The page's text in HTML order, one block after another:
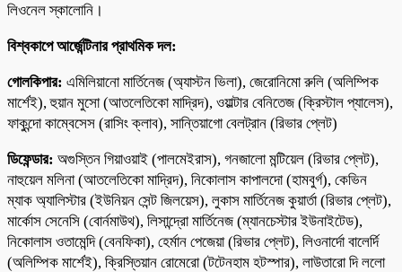
লিওনেল স্কালোনি।
বিশ্বকাপে আর্জেন্টিনার প্রাথমিক দল:
গোলকিপার: এমিলিয়ানো মার্তিনেজ (অ্যাস্টন ভিলা), জেরোনিমো রুলি (অলিম্পিক
মার্শেই), হুয়ান মুসো (আতলেতিকো মাদ্রিদ), ওয়াল্টার বেনিতেজ (ক্রিস্টাল প্যালেস),
ফাকুন্দো কাম্বেসেস (রাসিং ক্লাব), সান্তিয়াগো বেলট্রান (রিভার প্লেট)
ডিফেন্ডার: অগুস্তিন গিয়াওয়াই (পালমেইরাস), গনজালো মন্টিয়েল (রিভার প্লেট),
নাহুয়েল মলিনা (আতলেতিকো মাদ্রিদ), নিকোলাস কাপালদো (হামবুর্গ), কেভিন
ম্যাক অ্যালিস্টার (ইউনিয়ন সেন্ট জিলয়েস), লুকাস মার্তিনেজ কুয়ার্তা (রিভার প্লেট),
মার্কোস সেনেসি (বোর্নমাউথ), লিসান্দ্রো মার্তিনেজ (ম্যানচেস্টার ইউনাইটেড),
নিকোলাস ওতামেন্দি (বেনফিকা), হের্মান পেজেয়া (রিভার প্লেট), লিওনার্দো বালের্দি
(অলিম্পিক মার্শেই), ক্রিস্তিয়ান রোমেরো (টটেনহাম হটস্পার), লাউতারো দি ললো